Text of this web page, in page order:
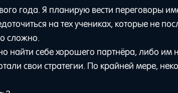
года. Я планирую вести переговоры
на тех учениках, которые не
сложно.
найти себе хорошего партнёра, либо им
свои стратегии. По крайней мере,